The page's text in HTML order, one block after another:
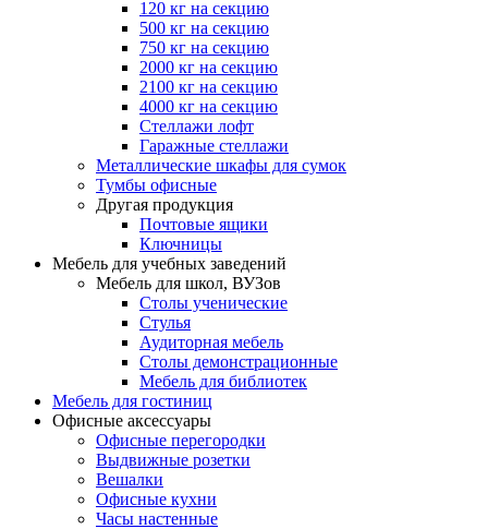
120 кг на секцию
500 кг на секцию
750 кг на секцию
2000 кг на секцию
2100 кг на секцию
4000 кг на секцию
Стеллажи лофт
Гаражные стеллажи
Металлические шкафы для сумок
Тумбы офисные
Другая продукция
Почтовые ящики
Ключницы
Мебель для учебных заведений
Мебель для школ, ВУЗов
Столы ученические
Стулья
Аудиторная мебель
Столы демонстрационные
Мебель для библиотек
Мебель для гостиниц
Офисные аксессуары
Офисные перегородки
Выдвижные розетки
Вешалки
Офисные кухни
Часы настенные